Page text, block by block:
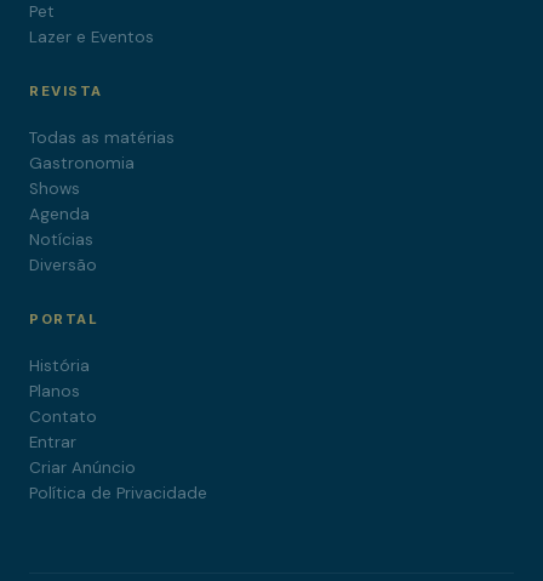
Pet
Lazer e Eventos
REVISTA
Todas as matérias
Gastronomia
Shows
Agenda
Notícias
Diversão
PORTAL
História
Planos
Contato
Entrar
Criar Anúncio
Política de Privacidade